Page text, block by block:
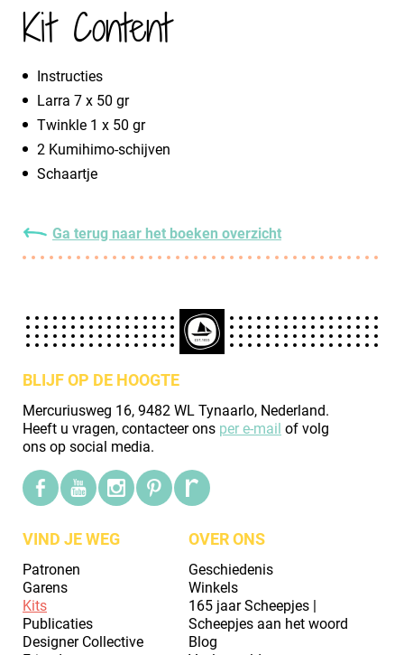
Kit Content
​Instructies
Larra 7 x 50 gr
Twinkle 1 x 50 gr
2 Kumihimo-schijven
Schaartje
Ga terug naar het boeken overzicht
BLIJF OP DE HOOGTE
Mercuriusweg 16, 9482 WL Tynaarlo, Nederland.
Heeft u vragen, contacteer ons per e-mail of volg
ons op social media.
VIND JE WEG
Patronen
Garens
Kits
Publicaties
Designer Collective
OVER ONS
Geschiedenis
Winkels
165 jaar Scheepjes |
Scheepjes aan het woord
Blog